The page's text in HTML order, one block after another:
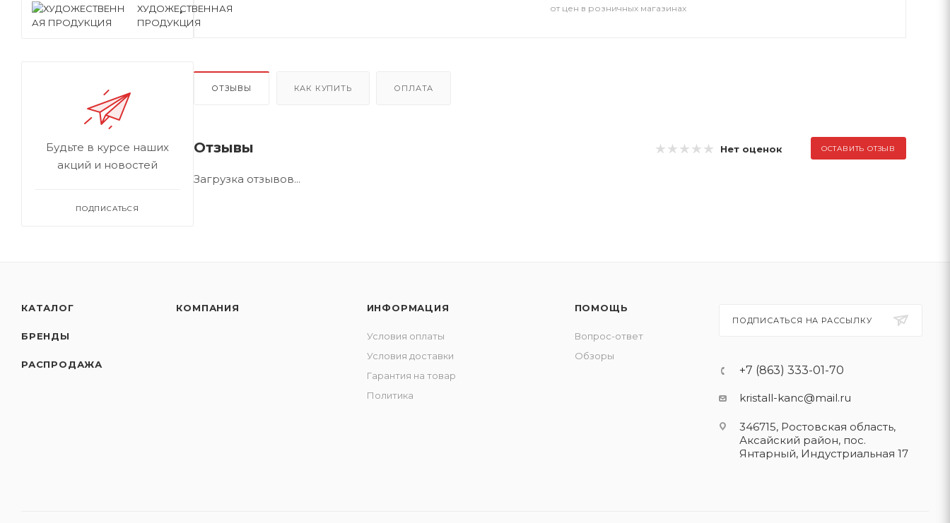
от цен в розничных магазинах
ОТЗЫВЫ КАК КУПИТЬ ОПЛАТА
Отзывы Нет оценок ОСТАВИТЬ ОТЗЫВ
Загрузка отзывов...
ХУДОЖЕСТВЕННАЯ
ПРОДУКЦИЯ
Будьте в курсе наших
акций и новостей
ПОДПИСАТЬСЯ
КАТАЛОГ
БРЕНДЫ
РАСПРОДАЖА
КОМПАНИЯ ИНФОРМАЦИЯ
Условия оплаты
Условия доставки
Гарантия на товар
Политика
ПОМОЩЬ
Вопрос-ответ
Обзоры
ПОДПИСАТЬСЯ НА РАССЫЛКУ
+7 (863) 333-01-70
kristall-kanc@mail.ru
346715, Ростовская область​,
Аксайский район, пос.
Янтарный, Индустриальная 17